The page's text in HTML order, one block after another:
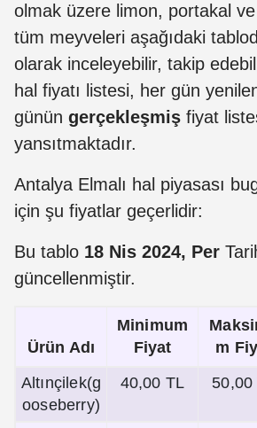
olmak üzere limon, portakal
tüm meyveleri aşağıdaki
olarak inceleyebilir, takip
hal fiyatı listesi, her gün
günün gerçekleşmiş fiyat
yansıtmaktadır.
Antalya Elmalı hal piyasası
için şu fiyatlar geçerlidir:
Bu tablo 18 Nis 2024, Per
güncellenmiştir.
Ürün Adı
Minimum
Fiyat
m
Altınçilek(g
ooseberry)
40,00 TL 50,00